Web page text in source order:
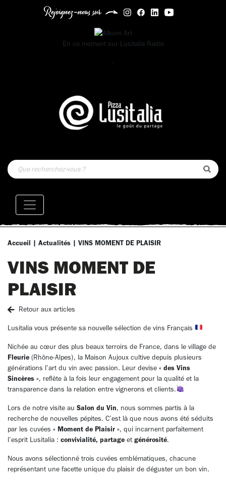
Rejoignez-nous sur
En ce moment sur Lusitalia Radio
-
Accueil | Actualités | VINS MOMENT DE PLAISIR
VINS MOMENT DE
PLAISIR
Retour aux articles
Lusitalia vous présente sa nouvelle sélection de vins Français
Nichée au cœur des plus beaux terroirs de France, dans le village de
Fleurie (Rhône-Alpes), la Maison Aujoux cultive depuis plusieurs
générations l’art du vin avec passion. Leur devise « des Vins
Sincères », reflète à la fois leur engagement pour la qualité et la
transparence dans la relation entre vignerons et clients.
Lors de notre visite au Salon du Vin, nous sommes partis à la
recherche de nouvelles pépites. C’est là que nous avons été séduits
par les cuvées « Moment de Plaisir », qui incarnent parfaitement
l’esprit Lusitalia : convivialité, partage etgénérosité.
Nous avons sélectionné trois cuvées emblématiques, chacune
représentant une facette unique du plaisir de déguster un bon vin.